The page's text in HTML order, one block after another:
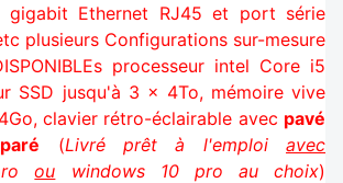
gigabit Ethernet RJ45 et port série
plusieurs Configurations sur-mesure
processeur intel Core i5
SSD jusqu'à 3 x 4To, mémoire vive
clavier rétro-éclairable avec pavé
(Livré prêt à l'emploiavec
ou windows 10 pro au choix)